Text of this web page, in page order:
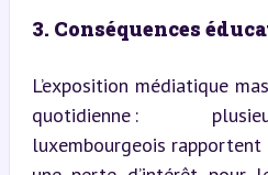
3. Conséquences
L’exposition médiatique
quotidienne :
luxembourgeois rapportent